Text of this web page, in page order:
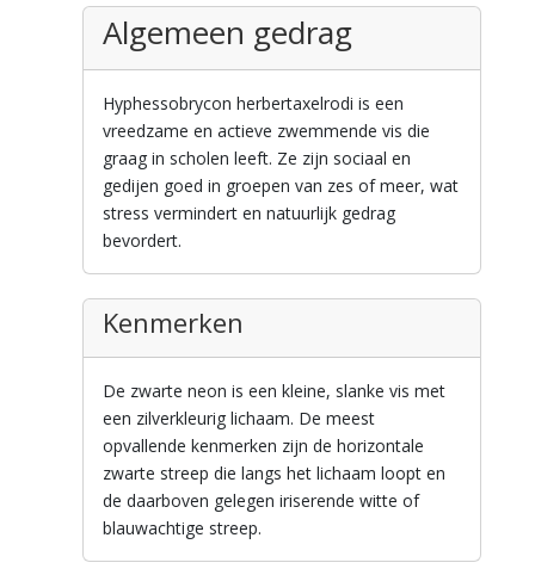
Algemeen gedrag
Hyphessobrycon herbertaxelrodi is een
vreedzame en actieve zwemmende vis die
graag in scholen leeft. Ze zijn sociaal en
gedijen goed in groepen van zes of meer, wat
stress vermindert en natuurlijk gedrag
bevordert.
Kenmerken
De zwarte neon is een kleine, slanke vis met
een zilverkleurig lichaam. De meest
opvallende kenmerken zijn de horizontale
zwarte streep die langs het lichaam loopt en
de daarboven gelegen iriserende witte of
blauwachtige streep.